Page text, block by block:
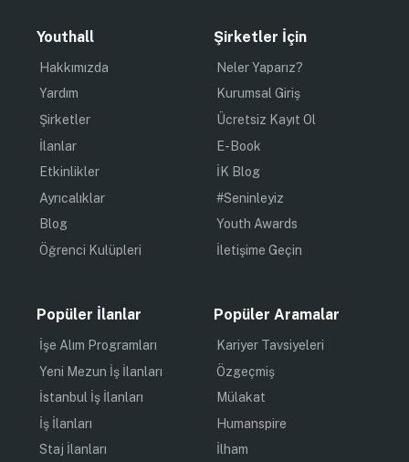
Youthall
Hakkımızda
Yardım
Şirketler
İlanlar
Etkinlikler
Ayrıcalıklar
Blog
Öğrenci Kulüpleri
Şirketler İçin
Neler Yaparız?
Kurumsal Giriş
Ücretsiz Kayıt Ol
E-Book
İK Blog
#Seninleyiz
Youth Awards
İletişime Geçin
Popüler İlanlar
İşe Alım Programları
Yeni Mezun İş İlanları
İstanbul İş İlanları
İş İlanları
Staj İlanları
Popüler Aramalar
Kariyer Tavsiyeleri
Özgeçmiş
Mülakat
Humanspire
İlham